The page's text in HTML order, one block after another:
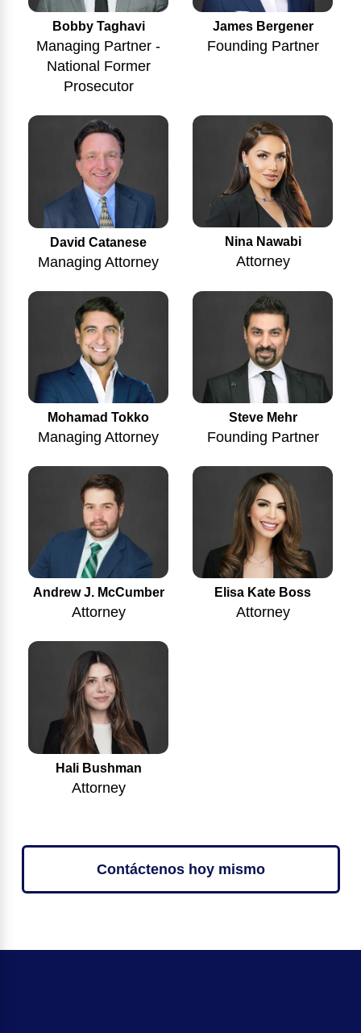
Bobby Taghavi
Managing Partner -
National Former
Prosecutor
James Bergener
Founding Partner
David Catanese
Managing Attorney
Nina Nawabi
Attorney
Mohamad Tokko
Managing Attorney
Steve Mehr
Founding Partner
Andrew J. McCumber
Attorney
Elisa Kate Boss
Attorney
Hali Bushman
Attorney
Contáctenos hoy mismo